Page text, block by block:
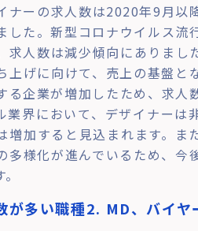
ナーの求人数は2020年9月以
した。新型コロナウイルス流
求人数は減少傾向にありまし
上げに向けて、売上の基盤と
る企業が増加したため、求人
業界において、デザイナーは
増加すると見込まれます。ま
多様化が進んでいるため、今
が多い職種2. MD、バイ